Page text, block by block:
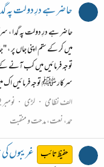
حاضر ہے درِ دولت پہ
حاضر ہے درِ دولت پہ گدا ،
میں کر کے ستم اپنی جاں
توجہ فرمائیں میں کب آنے
سرکار ﷺ توجہ فرمائیں اک
الف نظامی
لڑی نومبر 2، 2013
حمد، نعت، مدحت و منقبت
حفیظ تائب غریبوں